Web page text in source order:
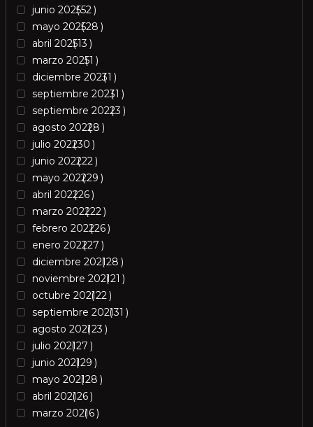
junio 202552
mayo 202528
abril 202513
marzo 20251
diciembre 20231
septiembre 20231
septiembre 20223
agosto 20228
julio 202230
junio 202222
mayo 202229
abril 202226
marzo 202222
febrero 202226
enero 202227
diciembre 202128
noviembre 202121
octubre 202122
septiembre 202131
agosto 202123
julio 202127
junio 202129
mayo 202128
abril 202126
marzo 20216